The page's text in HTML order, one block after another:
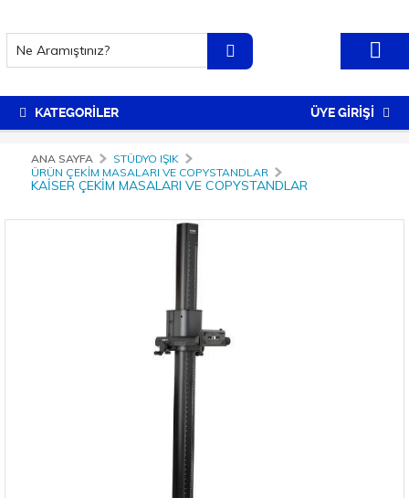
KATEGORİLER ÜYE GİRİŞİ
ANA SAYFA
STÜDYO IŞIK
ÜRÜN ÇEKIM MASALARI VE COPYSTANDLAR
KAISER ÇEKIM MASALARI VE COPYSTANDLAR